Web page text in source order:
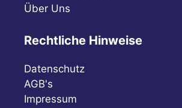
Über Uns
Rechtliche Hinweise
Datenschutz
AGB's
Impressum